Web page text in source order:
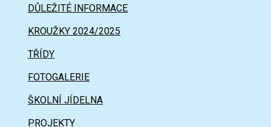
DŮLEŽITÉ INFORMACE
KROUŽKY 2024/2025
TŘÍDY
FOTOGALERIE
ŠKOLNÍ JÍDELNA
PROJEKTY